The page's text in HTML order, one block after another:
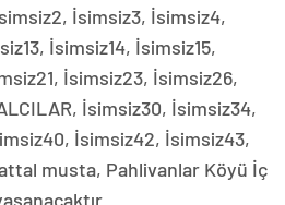
İsimsiz3, İsimsiz4,
İsimsiz14, İsimsiz15,
İsimsiz23, İsimsiz26,
İsimsiz30, İsimsiz34,
İsimsiz42, İsimsiz43,
musta, Pahlivanlar Köyü İç